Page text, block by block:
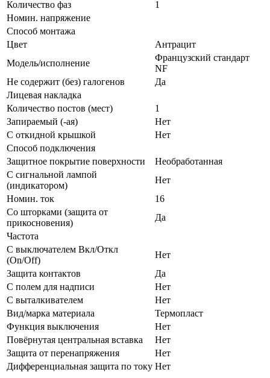
Количество фаз
1
Номин. напряжение
Способ монтажа
Цвет
Антрацит
Модель/исполнение
Французский стандарт
NF
Не содержит (без) галогенов
Да
Лицевая накладка
Количество постов (мест)
1
Запираемый (-ая)
Нет
С откидной крышкой
Нет
Способ подключения
Защитное покрытие поверхности
Необработанная
С сигнальной лампой
(индикатором)
Нет
Номин. ток
16
Со шторками (защита от
прикосновения)
Да
Частота
С выключателем Вкл/Откл
(On/Off)
Нет
Защита контактов
Да
С полем для надписи
Нет
С выталкивателем
Нет
Вид/марка материала
Термопласт
Функция выключения
Нет
Повёрнутая центральная вставка
Нет
Защита от перенапряжения
Нет
Дифференциальная защита по току Нет